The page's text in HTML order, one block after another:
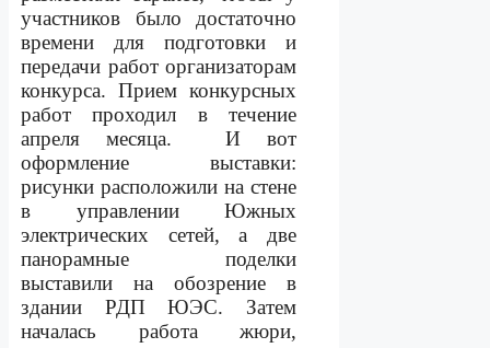
участников было достаточно
времени для подготовки и
передачи работ организаторам
конкурса. Прием конкурсных
работ проходил в течение
апреля месяца.
И вот
оформление выставки:
рисунки расположили на стене
в управлении Южных
электрических сетей, а две
панорамные поделки
выставили на обозрение в
здании РДП ЮЭС. Затем
началась работа жюри,